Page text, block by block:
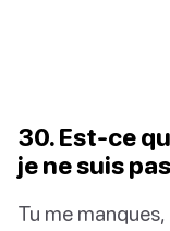
30. Est-ce
je ne suis
Tu me manques,